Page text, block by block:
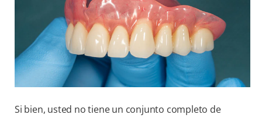
NI (ES)
SUSCRÍBASE
Si bien, usted no tiene un conjunto completo de